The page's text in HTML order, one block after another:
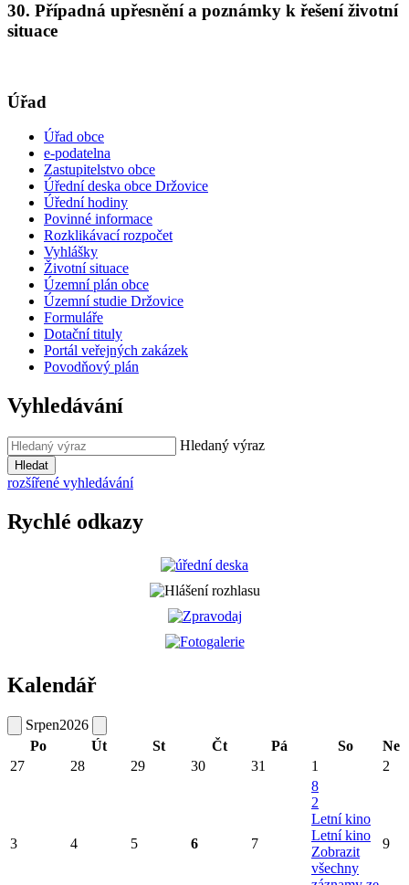
30. Případná upřesnění a poznámky k řešení životní
situace
Úřad
Úřad obce
e-podatelna
Zastupitelstvo obce
Úřední deska obce Držovice
Úřední hodiny
Povinné informace
Rozklikávací rozpočet
Vyhlášky
Životní situace
Územní plán obce
Územní studie Držovice
Formuláře
Dotační tituly
Portál veřejných zakázek
Povodňový plán
Vyhledávání
Hledaný výraz
Hledat
rozšířené vyhledávání
Rychlé odkazy
Kalendář
Srpen2026
Po
Út St Čt Pá So
Ne
27
28 29 30 31 1 2
3 4 5 6 7
8
2
Letní kino
Letní kino
Zobrazit
všechny
9